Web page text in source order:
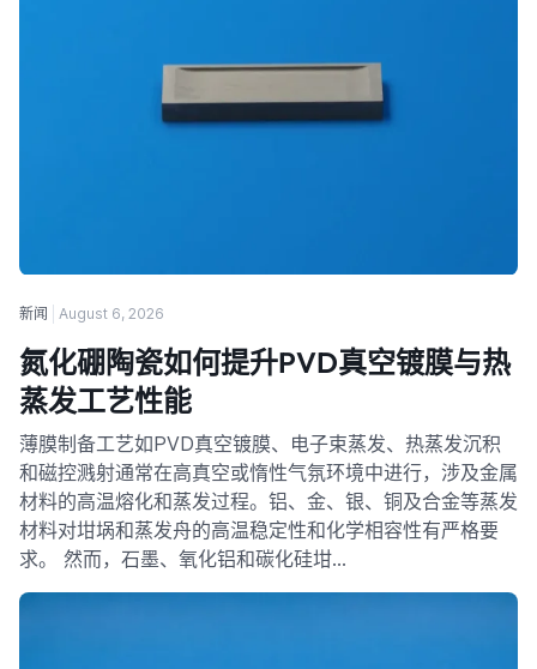
新闻 August 6, 2026
氮化硼陶瓷如何提升PVD真空镀膜与热
蒸发工艺性能
薄膜制备工艺如PVD真空镀膜、电子束蒸发、热蒸发沉积
和磁控溅射通常在高真空或惰性气氛环境中进行，涉及金属
材料的高温熔化和蒸发过程。铝、金、银、铜及合金等蒸发
材料对坩埚和蒸发舟的高温稳定性和化学相容性有严格要
求。 然而，石墨、氧化铝和碳化硅坩…